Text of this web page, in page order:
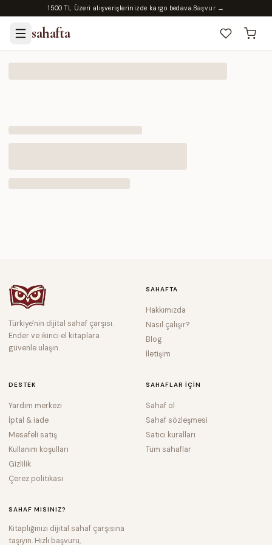
1500 TL Üzeri alışverişlerinizde kargo bedava.Başvur →
sahafta
Türkiye'nin dijital sahaf çarşısı.
Ender ve ikinci el kitaplara
güvenle ulaşın.
SAHAFTA
Hakkımızda
Nasıl çalışır?
Blog
İletişim
DESTEK
Yardım merkezi
İptal & iade
Mesafeli satış
Kullanım koşulları
Gizlilik
Çerez politikası
SAHAFLAR IÇIN
Sahaf ol
Sahaf sözleşmesi
Satıcı kuralları
Tüm sahaflar
SAHAF MISINIZ?
Kitaplığınızı dijital sahaf çarşısına
taşıyın. Hızlı başvuru,